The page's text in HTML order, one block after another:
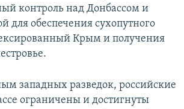
контроль над Донбассом и
обеспечения сухопутного
Крым и получения
западных разведок, российские
ограничены и достигнуты